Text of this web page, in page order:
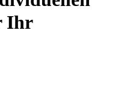
Ihr